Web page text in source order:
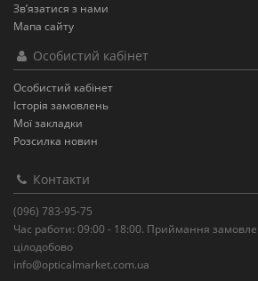
Зв’язатися з нами
Мапа сайту
Особистий кабінет
Особистий кабінет
Історія замовлень
Мої закладки
Розсилка новин
Контакти
(096) 783-95-75
Час работи: 09:00 - 18:00. Приймання
цілодобово
info@opticalmarket.com.ua